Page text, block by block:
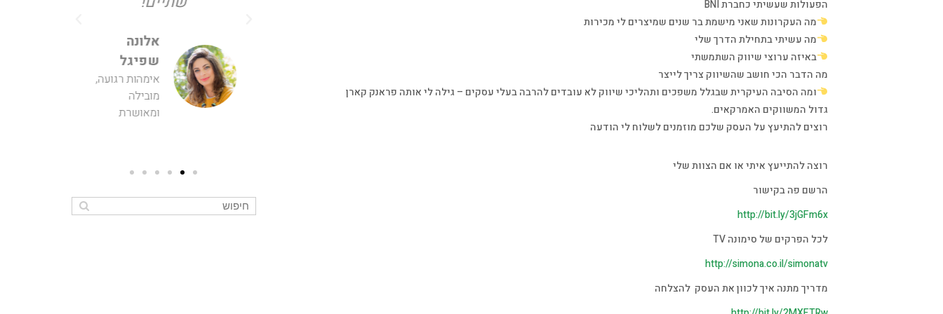
הפעולות שעשיתי כחברת BNI
מה העקרונות שאני מישמת בר שנים שמיצרים לי מכירות
מה עשיתי בתחילת הדרך שלי
באיזה ערוצי שיווק השתמשתי
מה הדבר הכי חושב שהשיווק צריך לייצר
ומה הסיבה העיקרית שבגלל משפכים ותהליכי שיווק לא עובדים להרבה בעלי עסקים – גילה לי אותה פראנק קארן
גדול המשווקים האמרקאים.
רוצים להתיעץ על העסק שלכם מוזמנים לשלוח לי הודעה
רוצה להתייעץ איתי או אם הצוות שלי
הרשם פה בקישור
http://bit.ly/3jGFm6x
לכל הפרקים של סימונה TV
http://simona.co.il/simonatv
מדריך מתנה איך לכוון את העסק להצלחה
אלונה
שפיגל
אימהות רגועה,
מובילה
ומאושרת